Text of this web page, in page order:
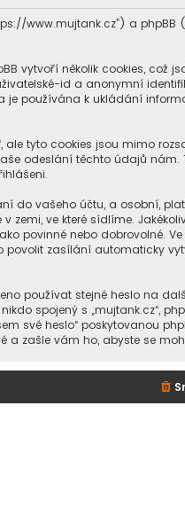
www.mujtank.cz”) a phpBB
vytvoří několik cookies, což
id a anonymní
používána k ukládání
tyto cookies jsou mimo
odeslání těchto údajů
do vašeho účtu, a osobní,
ve které sídlíme.
povinné nebo dobrovolné.
povolit zasílání automaticky
používat stejné heslo na
spojený s „mujtank.cz“,
své heslo“ poskytovanou
a zašle vám ho, abyste se